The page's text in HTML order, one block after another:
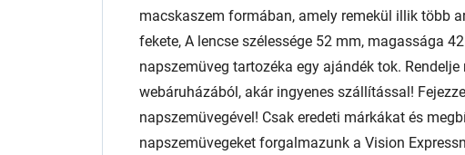
macskaszem formában, amely remekül illik több
fekete, A lencse szélessége 52 mm, magassága
napszemüveg tartozéka egy ajándék tok.
webáruházából, akár ingyenes szállítással!
napszemüvegével! Csak eredeti márkákat és
napszemüvegeket forgalmazunk a Vision